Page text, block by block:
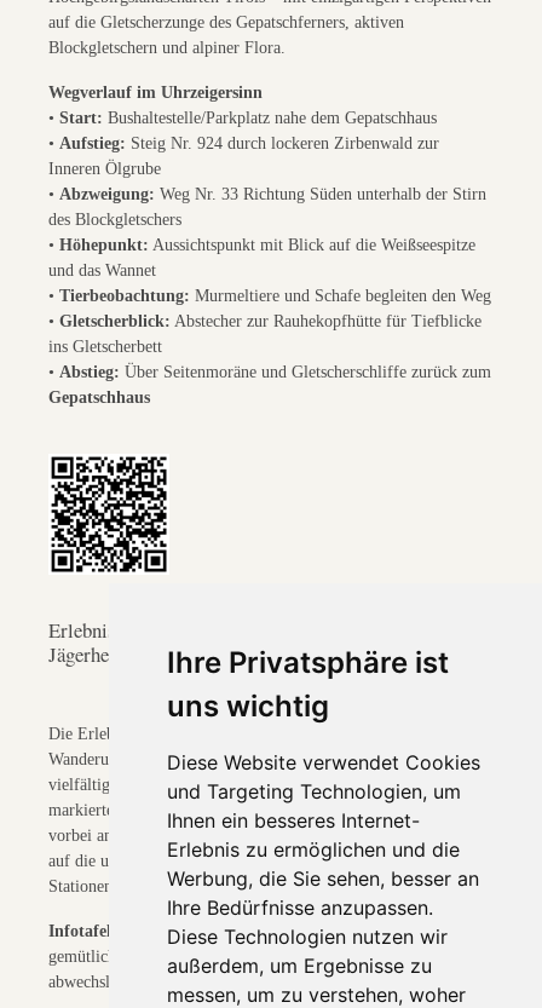
Ihre Privatsphäre ist
uns wichtig
Diese Website verwendet Cookies
und Targeting Technologien, um
Ihnen ein besseres Internet-
Erlebnis zu ermöglichen und die
Werbung, die Sie sehen, besser an
Ihre Bedürfnisse anzupassen.
Diese Technologien nutzen wir
außerdem, um Ergebnisse zu
messen, um zu verstehen, woher
auf die Gletscherzunge des Gepatschferners, aktiven
Blockgletschern und alpiner Flora.
Wegverlauf im Uhrzeigersinn
• Start: Bushaltestelle/Parkplatz nahe dem Gepatschhaus
• Aufstieg: Steig Nr. 924 durch lockeren Zirbenwald zur
Inneren Ölgrube
• Abzweigung: Weg Nr. 33 Richtung Süden unterhalb der Stirn
des Blockgletschers
• Höhepunkt: Aussichtspunkt mit Blick auf die Weißseespitze
und das Wannet
• Tierbeobachtung: Murmeltiere und Schafe begleiten den Weg
• Gletscherblick: Abstecher zur Rauhekopfhütte für Tiefblicke
ins Gletscherbett
• Abstieg: Über Seitenmoräne und Gletscherschliffe zurück zum
Gepatschhaus
Erlebnisrunde Kaunertal – Wandern ab dem
Jägerheim***
Die Erlebnisrunde Kaunertal ist eine familienfreundliche
Wanderung, die direkt beim Jägerheim startet und dich durch die
vielfältige Natur des unteren Kaunertals führt. Auf gut
markierten Wegen wanderst du durch Wälder, über Wiesen und
vorbei an kleinen Bächen – begleitet von herrlichen Ausblicken
auf die umliegenden Berge.Entlang der Strecke laden interaktive
Stationen zum Entdecken ein:
Infotafeln
zur Tier- und Pflanzenwelt, Erlebnisplattformen und
gemütliche Rastplätze machen die Runde besonders
abwechslungsreich.